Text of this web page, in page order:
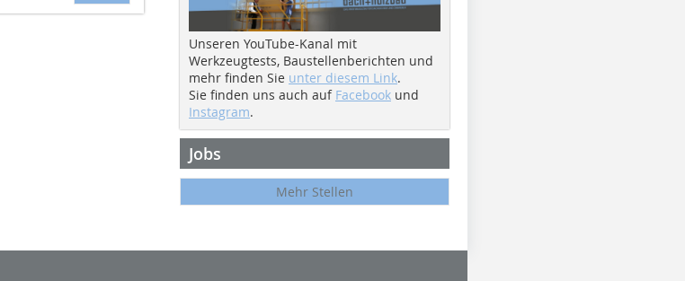
Unseren YouTube-Kanal mit
Werkzeugtests, Baustellenberichten und
mehr finden Sie unter diesem Link.
Sie finden uns auch auf Facebook und
Instagram.
Jobs
Mehr Stellen